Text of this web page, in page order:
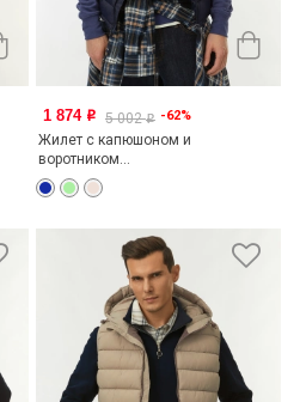
1 874 o 5 002o -62%
Жилет с капюшоном и
воротником...